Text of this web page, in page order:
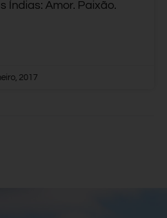
Índias: Amor. Paixão.
2017